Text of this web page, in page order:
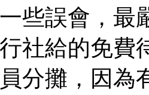
些誤會，最
社給的免費
分攤，因為